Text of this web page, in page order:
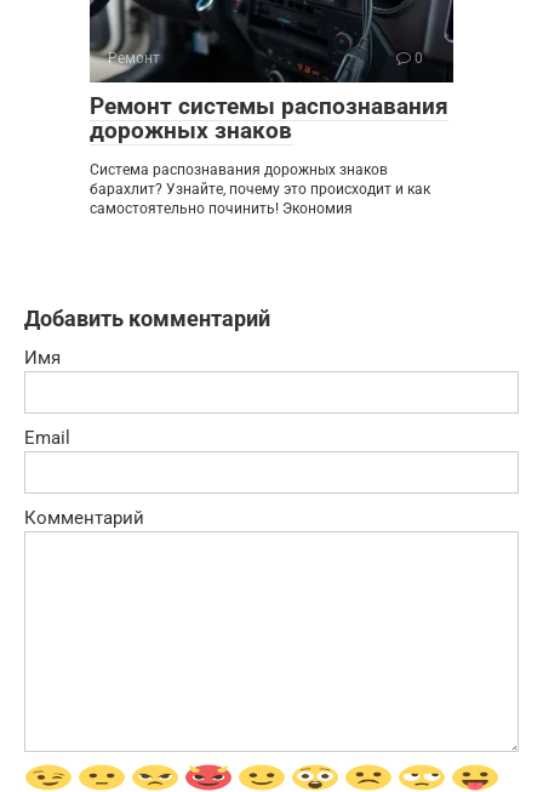
Ремонт 0
Ремонт системы распознавания
дорожных знаков
Система распознавания дорожных знаков
барахлит? Узнайте, почему это происходит и как
самостоятельно починить! Экономия
Добавить комментарий
Имя
Email
Комментарий